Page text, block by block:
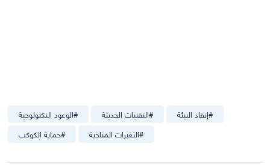
#الوعود النكنولوجية #التقنيات الحديثة #إنقاذ البيئة
#حماية الكوكب #التغيرات المناخية